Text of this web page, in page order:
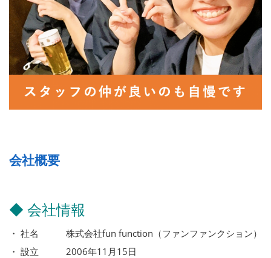
会社概要
◆ 会社情報
・ 社名 株式会社fun function（ファンファンクション）
・ 設立 2006年11月15日